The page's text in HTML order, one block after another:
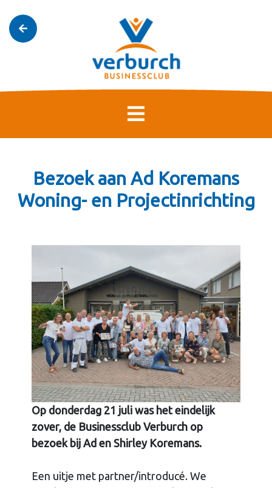
Bezoek aan Ad Koremans
Woning- en Projectinrichting
Op donderdag 21 juli was het eindelijk
zover, de Businessclub Verburch op
bezoek bij Ad en Shirley Koremans.
Een uitje met partner/introducé. We